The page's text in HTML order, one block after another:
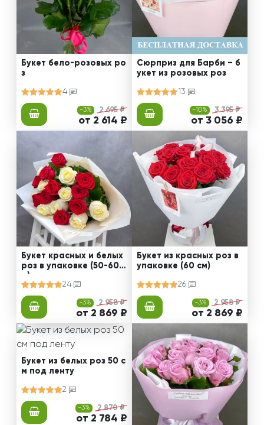
Букет бело-розовых ро
з
4
-3% 2 695 ₽
от 2 614 ₽
Сюрприз для Барби – б
укет из розовых роз
13
-10% 3 395 ₽
от 3 056 ₽
Букет красных и белых
роз в упаковке (50-60 с
м)
24
-3% 2 958 ₽
от 2 869 ₽
Букет из красных роз в
упаковке (60 см)
26
-3% 2 958 ₽
от 2 869 ₽
Букет из белых роз 50 с
м под ленту
2
-3% 2 870 ₽
от 2 784 ₽